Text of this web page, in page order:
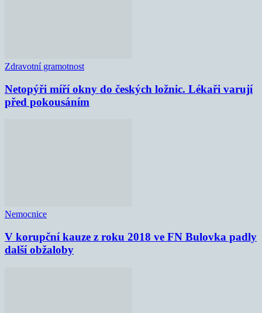
Zdravotní gramotnost
Netopýři míří okny do českých ložnic. Lékaři varují
před pokousáním
Nemocnice
V korupční kauze z roku 2018 ve FN Bulovka padly
další obžaloby